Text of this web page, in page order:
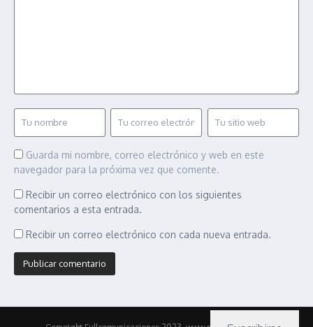
Guarda mi nombre, correo electrónico y web en este
navegador para la próxima vez que comente.
Recibir un correo electrónico con los siguientes
comentarios a esta entrada.
Recibir un correo electrónico con cada nueva entrada.